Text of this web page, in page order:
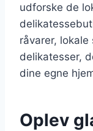
udforske de
råvarer,
delikatesser,
dine egne
Oplev